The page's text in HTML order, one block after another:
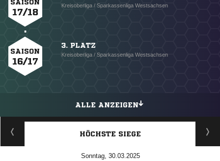
SAISON
17/18
Kreisoberliga / Sparkassenliga Westsachsen
SAISON
16/17
3. PLATZ
Kreisoberliga / Sparkassenliga Westsachsen
ALLE ANZEIGEN
HÖCHSTE SIEGE
Sonntag, 30.03.2025